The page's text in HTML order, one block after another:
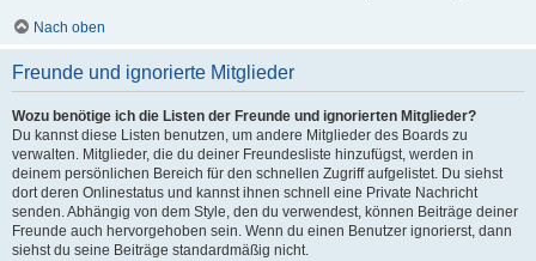
Nach oben
Freunde und ignorierte Mitglieder
Wozu benötige ich die Listen der Freunde und ignorierten Mitglieder?
Du kannst diese Listen benutzen, um andere Mitglieder des Boards zu
verwalten. Mitglieder, die du deiner Freundesliste hinzufügst, werden in
deinem persönlichen Bereich für den schnellen Zugriff aufgelistet. Du siehst
dort deren Onlinestatus und kannst ihnen schnell eine Private Nachricht
senden. Abhängig von dem Style, den du verwendest, können Beiträge deiner
Freunde auch hervorgehoben sein. Wenn du einen Benutzer ignorierst, dann
siehst du seine Beiträge standardmäßig nicht.